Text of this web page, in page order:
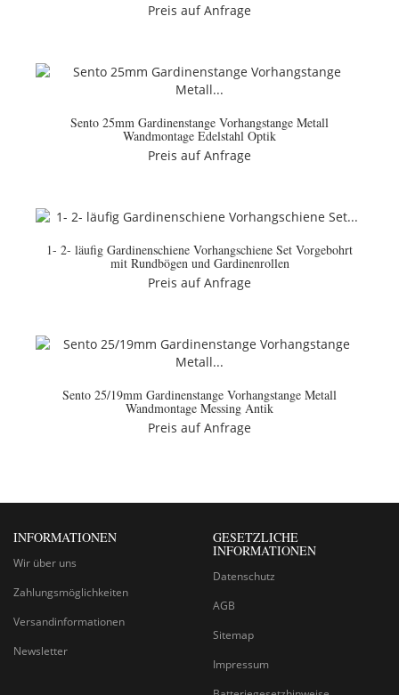
Preis auf Anfrage
Sento 25mm Gardinenstange Vorhangstange Metall
Wandmontage Edelstahl Optik
Preis auf Anfrage
1- 2- läufig Gardinenschiene Vorhangschiene Set Vorgebohrt
mit Rundbögen und Gardinenrollen
Preis auf Anfrage
Sento 25/19mm Gardinenstange Vorhangstange Metall
Wandmontage Messing Antik
Preis auf Anfrage
INFORMATIONEN
Wir über uns
Zahlungsmöglichkeiten
Versandinformationen
Newsletter
GESETZLICHE
INFORMATIONEN
Datenschutz
AGB
Sitemap
Impressum